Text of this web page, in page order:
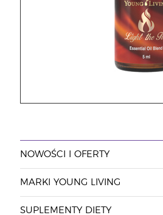
NOWOŚCI I OFERTY
MARKI YOUNG LIVING
SUPLEMENTY DIETY